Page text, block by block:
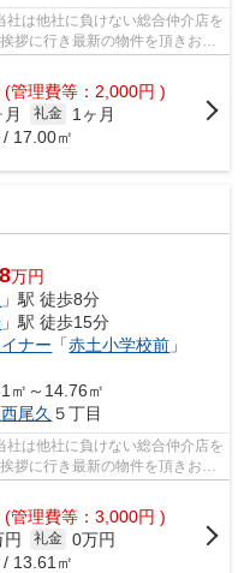
は他社に負けない総合仲介店を
拶に行き最新の物件を頂きお客
(管理費等：2,000円 )
礼金
1ヶ月
17.00㎡
万円
」駅 徒歩8分
」駅 徒歩15分
ナー 「赤土小学校前 」
㎡～14.76㎡
西尾久 ５丁目
は他社に負けない総合仲介店を
拶に行き最新の物件を頂きお客
(管理費等：3,000円 )
円 礼金 0万円
13.61㎡